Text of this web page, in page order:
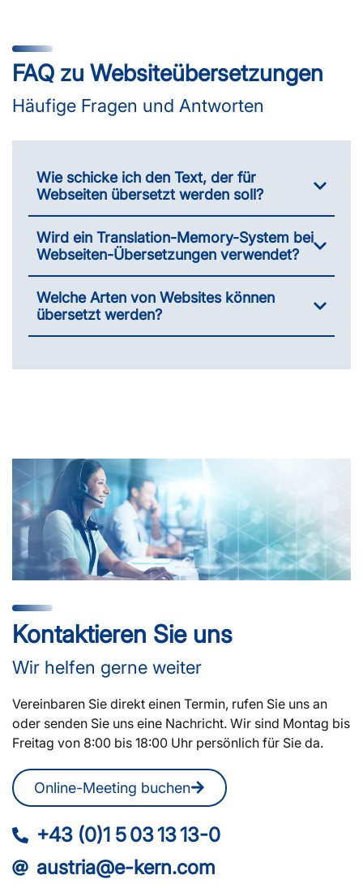
FAQ zu Website­übersetzungen
Häufige Fragen und Antworten
Wie schicke ich den Text, der für
Webseiten übersetzt werden soll?
Wird ein Translation-Memory-System bei
Webseiten-Übersetzungen verwendet?
Welche Arten von Websites können
übersetzt werden?
Kontaktieren Sie uns
Wir helfen gerne weiter
Vereinbaren Sie direkt einen Termin, rufen Sie uns an
oder senden Sie uns eine Nachricht. Wir sind Montag bis
Freitag von 8:00 bis 18:00 Uhr persönlich für Sie da.
Online-Meeting buchen
+43 (0)1 5 03 13 13-0
austria@e-kern.com